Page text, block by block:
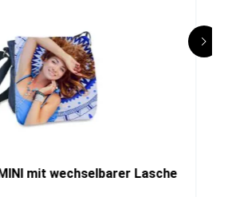
mit wechselbarer Lasche